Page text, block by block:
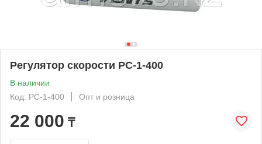
Регулятор скорости РС-1-400
В наличии
Код: РС-1-400
Опт и розница
22 000 ₸